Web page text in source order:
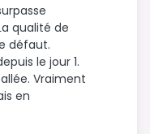
qualité de
défaut.
le jour 1.
Vraiment
en